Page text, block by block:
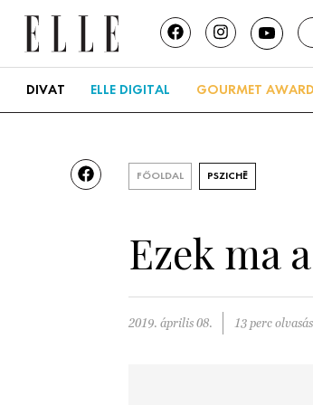
DIVAT ELLE DIGITAL GOURMET
FŐOLDAL PSZICHÉ
Ezek ma
2019. április 08. 13 perc olvasás